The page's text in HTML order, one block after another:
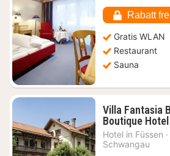
Rabatt
Gratis WLAN
Restaurant
Sauna
Villa Fantasia
Boutique Hotel1
Hotel in Füssen ·
Schwangau